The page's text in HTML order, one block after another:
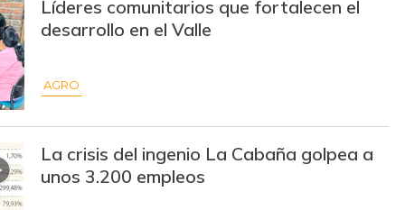
$ 14.000,00 -$ 500,00
$ 30.000,00
$ 14.500,00
Líderes comunitarios que fortalecen el
desarrollo en el Valle
AGRO
La crisis del ingenio La Cabaña golpea a
unos 3.200 empleos